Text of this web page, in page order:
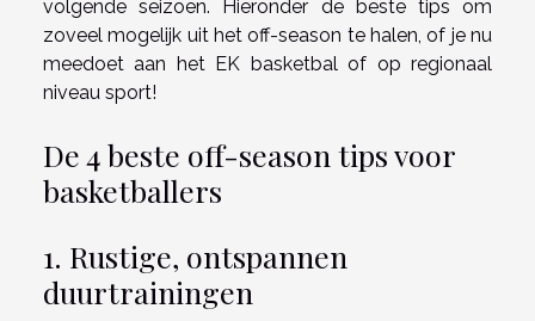
volgende seizoen. Hieronder de beste tips om
zoveel mogelijk uit het off-season te halen, of je nu
meedoet aan het EK basketbal of op regionaal
niveau sport!
De 4 beste off-season tips voor
basketballers
1. Rustige, ontspannen
duurtrainingen